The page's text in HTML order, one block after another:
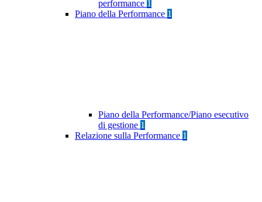
performance 1
Piano della Performance 1
Piano della Performance/Piano esecutivo
di gestione 1
Relazione sulla Performance 1